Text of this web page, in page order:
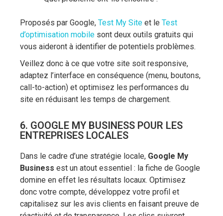
Proposés par Google, Test My Site et le Test
d’optimisation mobile sont deux outils gratuits qui
vous aideront à identifier de potentiels problèmes.
Veillez donc à ce que votre site soit responsive,
adaptez l’interface en conséquence (menu, boutons,
call-to-action) et optimisez les performances du
site en réduisant les temps de chargement.
6. GOOGLE MY BUSINESS POUR LES
ENTREPRISES LOCALES
Dans le cadre d’une stratégie locale, Google My
Business est un atout essentiel : la fiche de Google
domine en effet les résultats locaux. Optimisez
donc votre compte, développez votre profil et
capitalisez sur les avis clients en faisant preuve de